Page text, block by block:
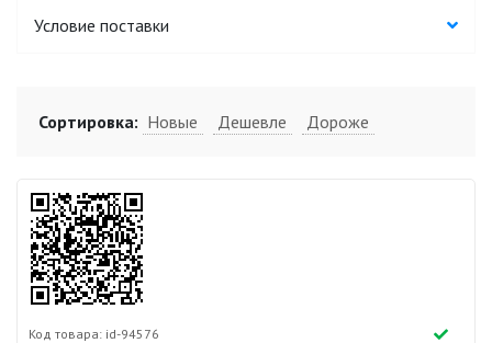
Условие поставки
Сортировка: Новые Дешевле Дороже
Код товара: id-94576